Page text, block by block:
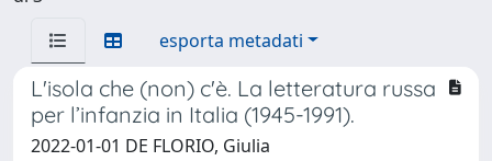
esporta metadati
L'isola che (non) c'è. La letteratura russa
per l’infanzia in Italia (1945-1991).
2022-01-01 DE FLORIO, Giulia